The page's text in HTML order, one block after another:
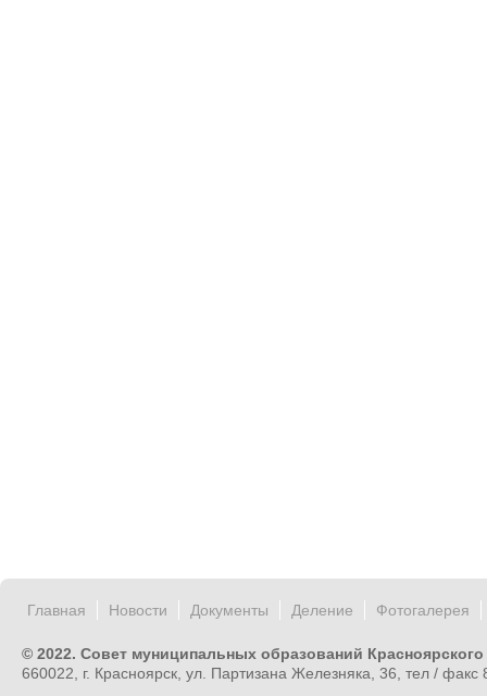
Главная Новости Документы Деление Фотогалерея
© 2022. Совет муниципальных образований Красноярского
660022, г. Красноярск, ул. Партизана Железняка, 36, тел /